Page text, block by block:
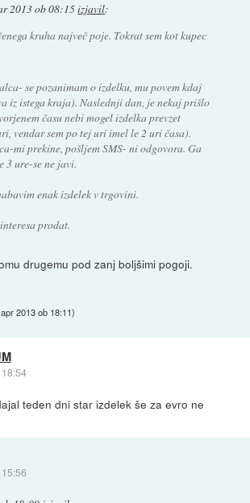
2013 ob 08:15izjavil:
kruha največ poje. Tokrat sem kot kupec
se pozanimam o izdelku, mu povem kdaj
iz istega kraja). Naslednji dan, je nekaj prišlo
času nebi mogel izdelka prevzet
vendar sem po tej uri imel le 2 uri časa).
mi prekine, pošljem SMS- ni odgovora. Ga
3 ure-se ne javi.
enak izdelek v trgovini.
prodat.
drugemu pod zanj boljšimi pogoji.
2013 ob 18:11)
teden dni star izdelek še za evro ne